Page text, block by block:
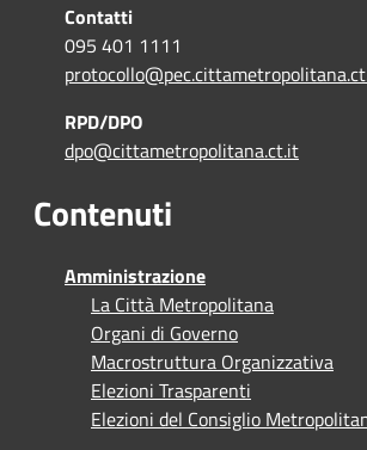
Contatti
095 401 1111
RPD/DPO
dpo@cittametropolitana.ct.it
Contenuti
Amministrazione
La Città Metropolitana
Organi di Governo
Macrostruttura Organizzativa
Elezioni Trasparenti
Elezioni del Consiglio